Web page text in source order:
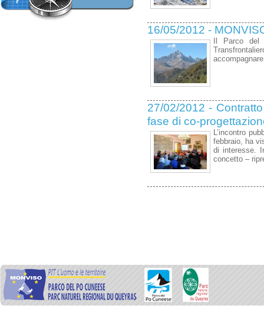
16/05/2012 -
Il Parco del
27/02/2012 -
fase di co-
L’incontro
febbraio, ha
di interesse.
concetto –